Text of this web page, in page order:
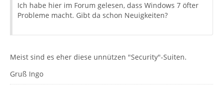
Ich habe hier im Forum gelesen, dass Windows 7 öfter
Probleme macht. Gibt da schon Neuigkeiten?
Meist sind es eher diese unnützen "Security"-Suiten.
Gruß Ingo